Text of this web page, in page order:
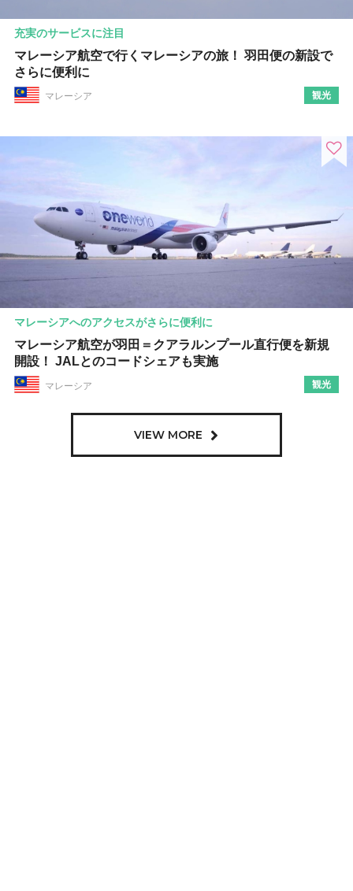
充実のサービスに注目
マレーシア航空で行くマレーシアの旅！ 羽田便の新設で
さらに便利に
マレーシア 観光
マレーシアへのアクセスがさらに便利に
マレーシア航空が羽田＝クアラルンプール直行便を新規
開設！ JALとのコードシェアも実施
マレーシア 観光
VIEW MORE